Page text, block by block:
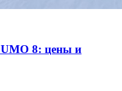
8: цены и